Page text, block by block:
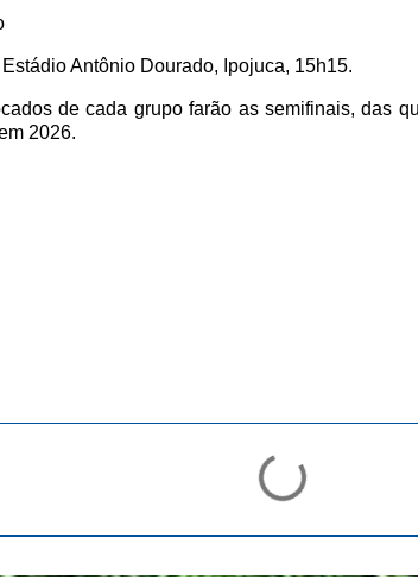
Antônio Dourado, Ipojuca, 15h15.
de cada grupo farão as semifinais, das
2026.